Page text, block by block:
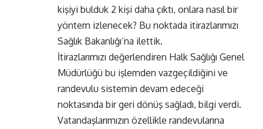
kişiyi bulduk 2 kişi daha çıktı, onlara nasıl bir
yöntem izlenecek? Bu noktada itirazlarımızı
Sağlık Bakanlığı’na ilettik.
İtirazlarımızı değerlendiren Halk Sağlığı Genel
Müdürlüğü bu işlemden vazgeçildiğini ve
randevulu sistemin devam edeceği
noktasında bir geri dönüş sağladı, bilgi verdi.
Vatandaşlarımızın özellikle randevularına